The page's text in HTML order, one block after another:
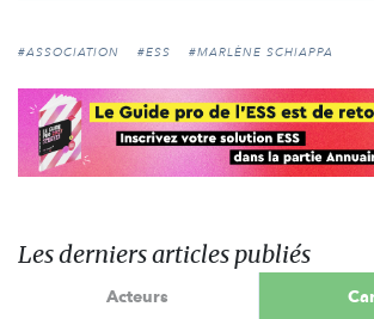
#ASSOCIATION #ESS #MARLÈNE SCHIAPPA
Les derniers articles publiés
Acteurs